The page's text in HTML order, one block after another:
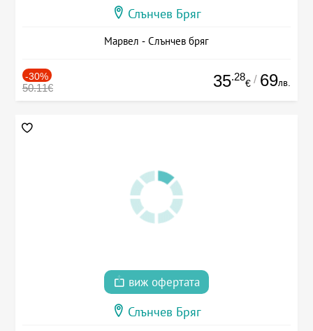
Слънчев Бряг
Марвел - Слънчев бряг
-30%
50.11€ 35.28
€ / 69лв.
виж офертата
Слънчев Бряг